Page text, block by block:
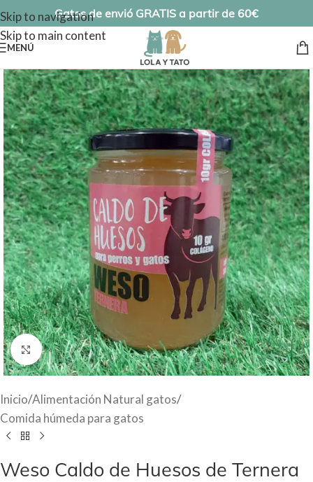
Skip to navigation
Skip to main content
Gatos de envió GRATIS a partir de 60€
MENÚ
Haga Click para agrandar
Inicio/Alimentación Natural gatos/
Comida húmeda para gatos
Weso Caldo de Huesos de Ternera